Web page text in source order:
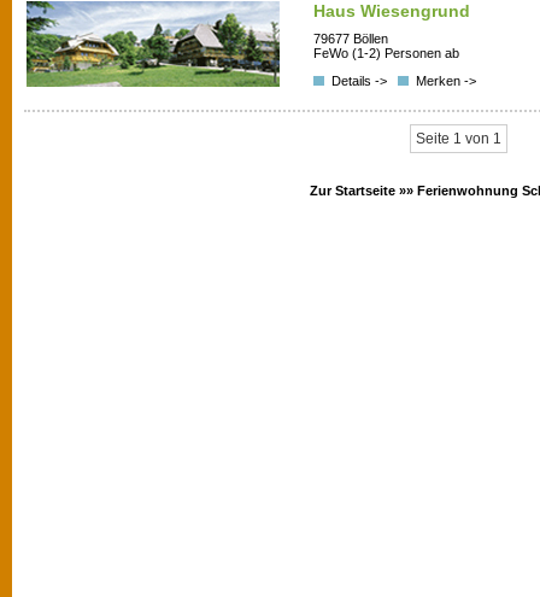
Haus Wiesengrund
79677 Böllen
FeWo (1-2) Personen ab
Details ->
Merken ->
Seite 1 von 1
Zur Startseite »» Ferienwohnung